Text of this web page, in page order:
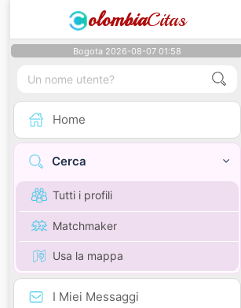
olombiaCitas
Bogota 2026-08-07 01:58
Home
Cerca
Tutti i profili
Matchmaker
Usa la mappa
I Miei Messaggi